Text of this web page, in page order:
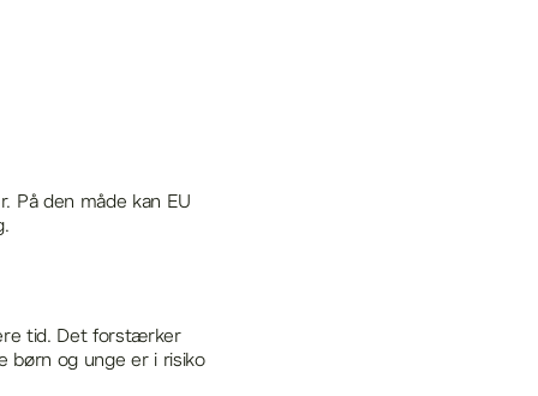
På den måde kan EU
tid. Det forstærker
børn og unge er i risiko